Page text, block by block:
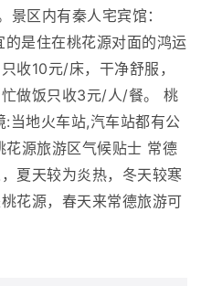
区内有秦人宅宾馆：
是住在桃花源对面的鸿运
收10元/床，干净舒服，
做饭只收3元/人/餐。 桃
当地火车站,汽车站都有公
源旅游区气候贴士 常德
夏天较为炎热，冬天较寒
花源，春天来常德旅游可